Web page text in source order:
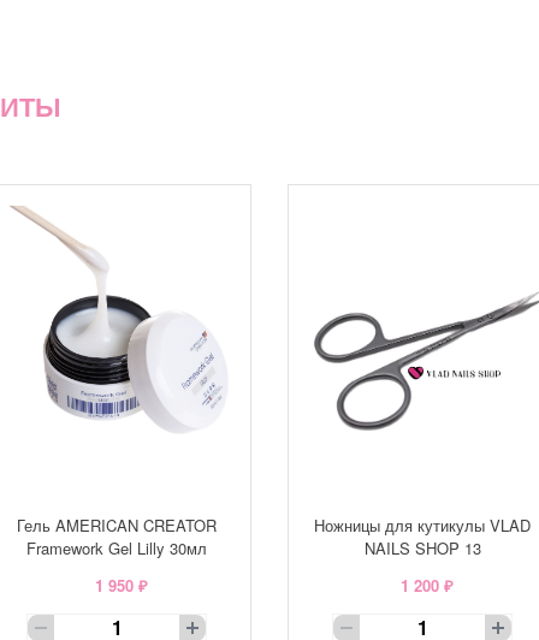
Гель AMERICAN CREATOR
Framework Gel Lilly 30мл
1 950 ₽
Ножницы для кутикулы VLAD
NAILS SHOP 13
1 200 ₽